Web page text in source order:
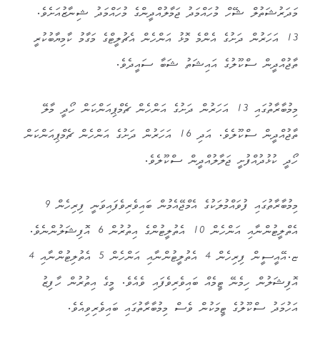
މަދަރުޝަތުލް ޝޭހް މުހައްމަދު ޖަމާލުއްދީންގެ މުހައްމަދު ޝިނާޒުއަށެވެ.
13 އަހަރުން ދަށުގެ އެންމެ މޮޅު އަންހެން އެޗުލީޓްގެ މަގާމު ކާމިޔާބުކުރީ
ތާޖުއްދީން ސްކޫލުގެ އައިޝަތު ޝަބާ ސައީދެވެ.
މިމުބާރާތުގައި 13 އަހަރުން ދަށުގެ އަންހެން ޗެމްޕިއަންކަން ހޯދީ މާލޭ
ތާޖުއްދީން ސްކޫލެވެ. އަދި 16 އަހަރުން ދަށުގެ އަންހެން ޗެމްޕިއަންކަން
ހޯދީ ކުޅުދުއްފުށީ ޖަލާލުއްދީން ސްކޫލެވެ.
މިމުބާރާތުގައި ފުވައްމުލަކުގެ އެމްޖޭއެމުން ބައިވެރިވެފައިވަނީ ފިރިހެން 9
އެތްލީޓުންނާއި އަންހެން 10 އެތުލީޓުންގެ އިތުރުން 6 އޮފިޝަލުންނެވެ.
ޏ.އޭއީސީން ފިރިހެން 4 އެތުލީޓުންނާއި އަންހެން 5 އެތުލިޓުންނާއި 4
އޮފިޝަލުން ހިމެނޭ ޓީމެއް ބައިވެރިވެފައި ވެއެވެ. މީގެ އިތުރުން ހާފިޒު
އަހުމަދު ސްކޫލުގެ ޓީމަކުން ވެސް މިމުބާރާތުގައި ބައިވެރިވިއެވެ.